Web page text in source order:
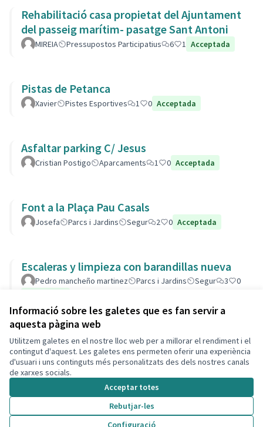
Informació sobre les galetes que es fan servir a
aquesta pàgina web
Utilitzem galetes en el nostre lloc web per a millorar el rendiment i el
contingut d'aquest. Les galetes ens permeten oferir una experiència
d'usuari i uns continguts més personalitzats des dels nostres canals
de xarxes socials.
Acceptar totes
Rebutjar-les
Configuració
Rehabilitació casa propietat del Ajuntament
del passeig marítim- pasatge Sant Antoni
MIREIA Pressupostos Participatius 6 1 Acceptada
Pistas de Petanca
Xavier Pistes Esportives 1 0 Acceptada
Asfaltar parking C/ Jesus
Cristian Postigo Aparcaments 1 0 Acceptada
Font a la Plaça Pau Casals
Josefa Parcs i Jardins Segur 2 0 Acceptada
Escaleras y limpieza con barandillas nueva
Pedro mancheño martinez Parcs i Jardins Segur 3
0
Termes i condicions d'ús
Configuració de les galetes
Decidim Calafell a X
(Enllaç extern)
Decidim Calafell a Facebook
Decidim Calafell a YouTube
Decidim Calafell a GitHub
(Enllaç extern)
Amb
(Enllaç